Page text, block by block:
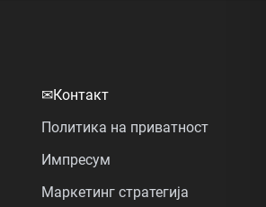
✉Контакт
Политика на приватност
Импресум
Маркетинг стратегија